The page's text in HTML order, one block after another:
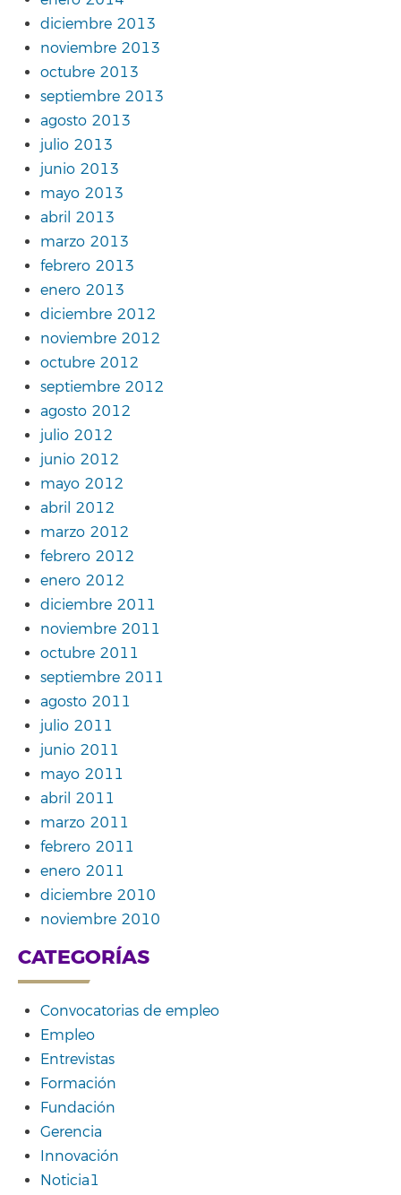
diciembre 2013
noviembre 2013
octubre 2013
septiembre 2013
agosto 2013
julio 2013
junio 2013
mayo 2013
abril 2013
marzo 2013
febrero 2013
enero 2013
diciembre 2012
noviembre 2012
octubre 2012
septiembre 2012
agosto 2012
julio 2012
junio 2012
mayo 2012
abril 2012
marzo 2012
febrero 2012
enero 2012
diciembre 2011
noviembre 2011
octubre 2011
septiembre 2011
agosto 2011
julio 2011
junio 2011
mayo 2011
abril 2011
marzo 2011
febrero 2011
enero 2011
diciembre 2010
noviembre 2010
CATEGORÍAS
Convocatorias de empleo
Empleo
Entrevistas
Formación
Fundación
Gerencia
Innovación
Noticia1